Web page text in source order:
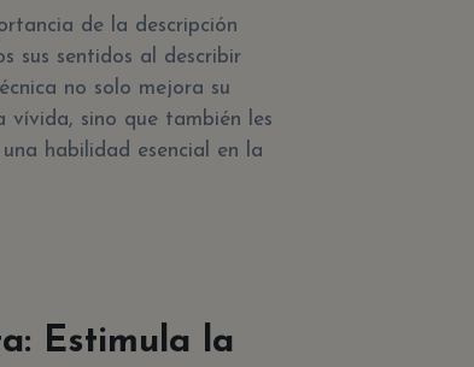
de la descripción
sus sentidos al describir
no solo mejora su
vívida, sino que también les
habilidad esencial en la
Estimula la